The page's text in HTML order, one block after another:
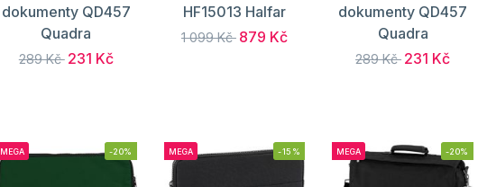
dokumenty QD457
Quadra
289 Kč 231 Kč
HF15013 Halfar
1 099 Kč 879 Kč
dokumenty QD457
Quadra
289 Kč 231 Kč
MEGA -20% MEGA -15% MEGA -20%